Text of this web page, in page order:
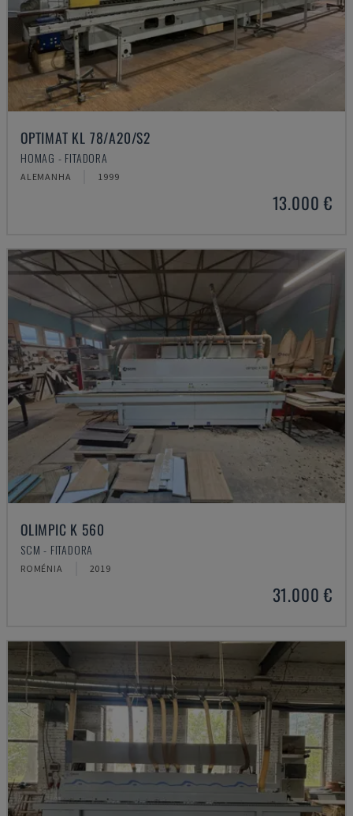
OPTIMAT KL 78/A20/S2
HOMAG - FITADORA
ALEMANHA 1999
13.000 €
OLIMPIC K 560
SCM - FITADORA
ROMÉNIA 2019
31.000 €